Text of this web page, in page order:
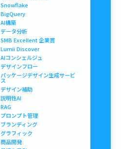
Snowflake
BigQuery
AI構築
データ分析
SMB Excellent 企業賞
Lumii Discover
AIコンシェルジュ
デザインフロー
パッケージデザイン生成サービ
ス
デザイン補助
説明性AI
RAG
プロンプト管理
ブランディング
グラフィック
商品開発